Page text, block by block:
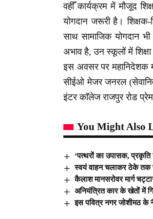
वहीँ कार्यक्रम में मौजूद
योगदान जरूरी है।
साथ सामाजिक योगदान
अभाव है, उन स्कूलों में शिक्षा
इस अवसर पर महानिदेशक
सीईओ मेजर जनरल
इंटर काॅलेज राजपुर रोड
You Might Also
‘पत्थरों का उपासक, प्रकृति
स्वयं वाहन चलाकर ठेके तक
कैलाश मानसरोवर मार्ग
अनियंत्रित कार के खेतों में
इस पवित्र नगर जोशीमठ के